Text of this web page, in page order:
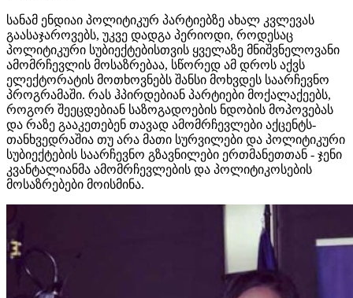
სანამ ენდიაი პოლიტიკურ პარტიებზე ახალ კვლევას
გაასაჯაროვებს, უკვე დადგა პერიოდი, როდესაც
პოლიტიკური სუბიექტებისთვის ყველაზე მნიშვნელოვანი
ამომრჩევლის მოსაზრებაა, სწორედ ამ დროს აქვს
ელექტორატის მოთხოვნებს შანსი მოხვდეს საარჩევნო
პროგრამაში. რას ჰპირდებიან პარტიები მოქალაქეებს,
როგორ შეეცდებიან საზოგადოების ნდობის მოპოვებას
და რაზე გააკეთებენ თავად ამომრჩევლები აქცენტს-
თანხვედრაშია თუ არა მათი სურვილები და პოლიტიკური
სუბიექტების საარჩევნო გზავნილები ერთმანეთთან - ჯენი
კვანტალიანმა ამომრჩევლების და პოლიტიკოსების
მოსაზრებები მოისმინა.